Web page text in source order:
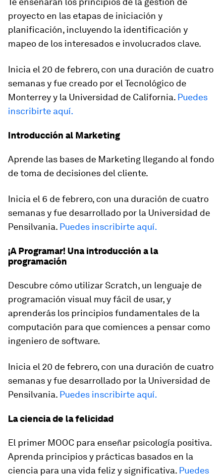
proyecto en las etapas de iniciación y
planificación, incluyendo la identificación y
mapeo de los interesados e involucrados clave.
Inicia el 20 de febrero, con una duración de cuatro
semanas y fue creado por el Tecnológico de
Monterrey y la Universidad de California. Puedes
inscribirte aquí.
Introducción al Marketing
Aprende las bases de Marketing llegando al fondo
de toma de decisiones del cliente.
Inicia el 6 de febrero, con una duración de cuatro
semanas y fue desarrollado por la Universidad de
Pensilvania. Puedes inscribirte aquí.
¡A Programar! Una introducción a la
programación
Descubre cómo utilizar Scratch, un lenguaje de
programación visual muy fácil de usar, y
aprenderás los principios fundamentales de la
computación para que comiences a pensar como
ingeniero de software.
Inicia el 20 de febrero, con una duración de cuatro
semanas y fue desarrollado por la Universidad de
Pensilvania. Puedes inscribirte aquí.
La ciencia de la felicidad
El primer MOOC para enseñar psicología positiva.
Aprenda principios y prácticas basados en la
ciencia para una vida feliz y significativa. Puedes